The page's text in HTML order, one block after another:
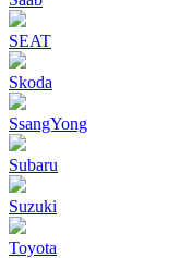
SEAT
Skoda
SsangYong
Subaru
Suzuki
Toyota